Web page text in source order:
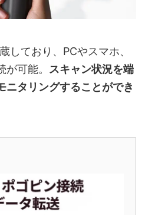
しており、PCやスマホ、
可能。 スキャン状況を端
ニタリングすることができ